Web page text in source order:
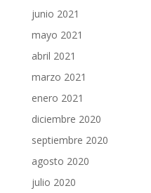
junio 2021
mayo 2021
abril 2021
marzo 2021
enero 2021
diciembre 2020
septiembre 2020
agosto 2020
julio 2020